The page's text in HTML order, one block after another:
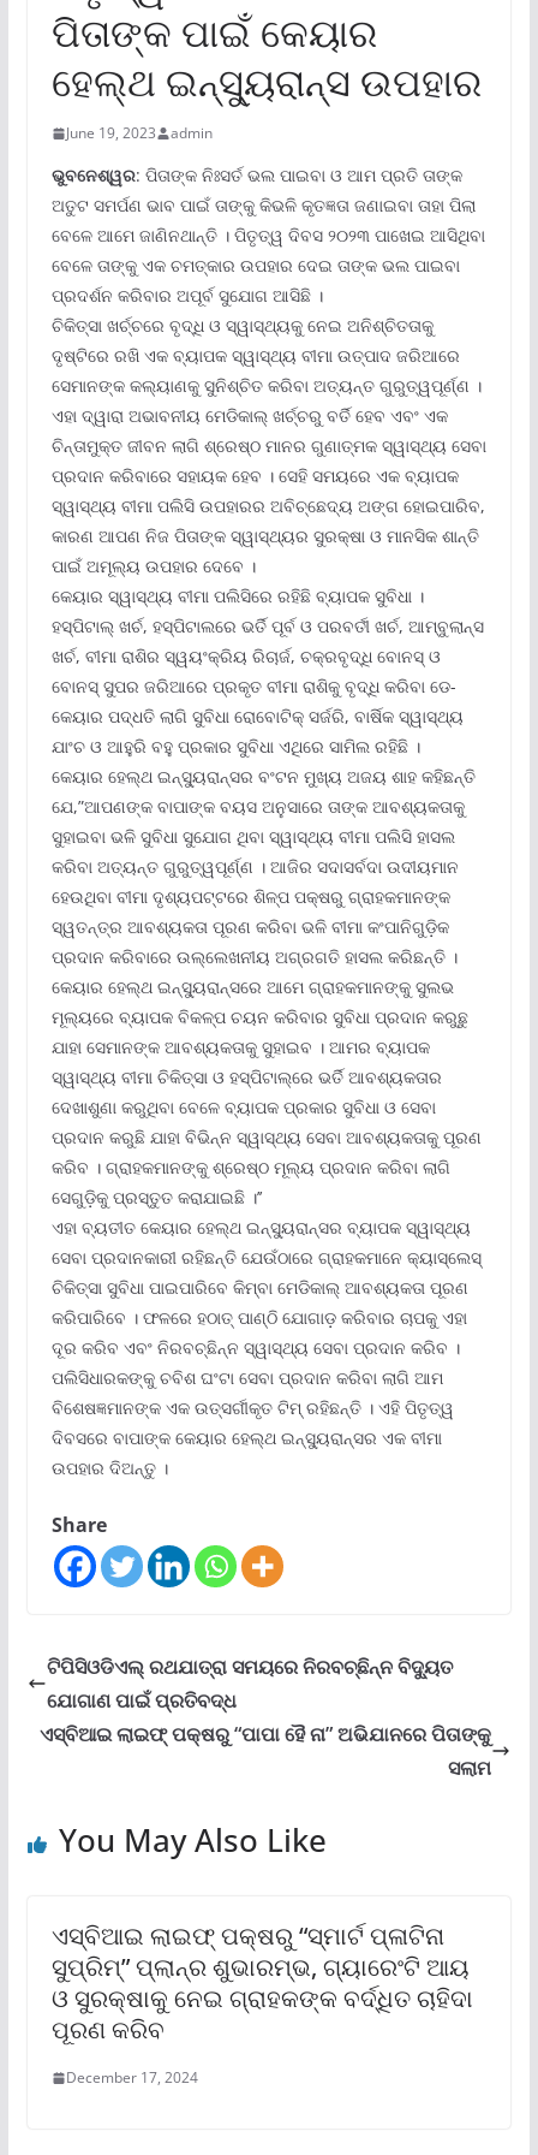
ପିତାଙ୍କ ପାଇଁ କେୟାର
ହେଲ୍‌ଥ ଇନ୍‌ସ୍ୟୁରାନ୍ସ ଉପହାର
June 19, 2023 admin
ଭୁବନେଶ୍ୱର: ପିତାଙ୍କ ନିଃସର୍ତ ଭଲ ପାଇବା ଓ ଆମ ପ୍ରତି ତାଙ୍କ
ଅତୁଟ ସମର୍ପଣ ଭାବ ପାଇଁ ତାଙ୍କୁ କିଭଳି କୃତଜ୍ଞତା ଜଣାଇବା ତାହା ପିଲା
ବେଳେ ଆମେ ଜାଣିନଥାନ୍ତି । ପିତୃତ୍ୱ ଦିବସ ୨୦୨୩ ପାଖେଇ ଆସିଥିବା
ବେଳେ ତାଙ୍କୁ ଏକ ଚମତ୍କାର ଉପହାର ଦେଇ ତାଙ୍କ ଭଲ ପାଇବା
ପ୍ରଦର୍ଶନ କରିବାର ଅପୂର୍ବ ସୁଯୋଗ ଆସିଛି ।
ଚିକିତ୍ସା ଖର୍ଚ୍ଚରେ ବୃଦ୍ଧି ଓ ସ୍ୱାସ୍ଥ୍ୟକୁ ନେଇ ଅନିଶ୍ଚିତତାକୁ
ଦୃଷ୍ଟିରେ ରଖି ଏକ ବ୍ୟାପକ ସ୍ୱାସ୍ଥ୍ୟ ବୀମା ଉତ୍ପାଦ ଜରିଆରେ
ସେମାନଙ୍କ କଲ୍ୟାଣକୁ ସୁନିଶ୍ଚିତ କରିବା ଅତ୍ୟନ୍ତ ଗୁରୁତ୍ୱପୂର୍ଣ୍ଣ ।
ଏହା ଦ୍ୱାରା ଅଭାବନୀୟ ମେଡିକାଲ୍ ଖର୍ଚ୍ଚରୁ ବର୍ତି ହେବ ଏବଂ ଏକ
ଚିନ୍ତାମୁକ୍ତ ଜୀବନ ଲାଗି ଶ୍ରେଷ୍ଠ ମାନର ଗୁଣାତ୍ମକ ସ୍ୱାସ୍ଥ୍ୟ ସେବା
ପ୍ରଦାନ କରିବାରେ ସହାୟକ ହେବ । ସେହି ସମୟରେ ଏକ ବ୍ୟାପକ
ସ୍ୱାସ୍ଥ୍ୟ ବୀମା ପଲିସି ଉପହାରର ଅବିଚ୍ଛେଦ୍ୟ ଅଙ୍ଗ ହୋଇପାରିବ,
କାରଣ ଆପଣ ନିଜ ପିତାଙ୍କ ସ୍ୱାସ୍ଥ୍ୟର ସୁରକ୍ଷା ଓ ମାନସିକ ଶାନ୍ତି
ପାଇଁ ଅମୂଲ୍ୟ ଉପହାର ଦେବେ ।
କେୟାର ସ୍ୱାସ୍ଥ୍ୟ ବୀମା ପଲିସିରେ ରହିଛି ବ୍ୟାପକ ସୁବିଧା ।
ହସ୍ପିଟାଲ୍ ଖର୍ଚ, ହସ୍ପିଟାଲରେ ଭର୍ତି ପୂର୍ବ ଓ ପରବର୍ତୀ ଖର୍ଚ, ଆମ୍ବୁଲାନ୍ସ
ଖର୍ଚ, ବୀମା ରାଶିର ସ୍ୱୟଂକ୍ରିୟ ରିଚାର୍ଜ, ଚକ୍ରବୃଦ୍ଧି ବୋନସ୍ ଓ
ବୋନସ୍ ସୁପର ଜରିଆରେ ପ୍ରକୃତ ବୀମା ରାଶିକୁ ବୃଦ୍ଧି କରିବା ଡେ-
କେୟାର ପଦ୍ଧତି ଲାଗି ସୁବିଧା ରୋବୋଟିକ୍ ସର୍ଜରି, ବାର୍ଷିକ ସ୍ୱାସ୍ଥ୍ୟ
ଯାଂଚ ଓ ଆହୁରି ବହୁ ପ୍ରକାର ସୁବିଧା ଏଥିରେ ସାମିଲ ରହିଛି ।
କେୟାର ହେଲ୍‌ଥ ଇନ୍‌ସ୍ୟୁରାନ୍ସର ବଂଟନ ମୁଖ୍ୟ ଅଜୟ ଶାହ କହିଛନ୍ତି
ଯେ,”ଆପଣଙ୍କ ବାପାଙ୍କ ବୟସ ଅନୁସାରେ ତାଙ୍କ ଆବଶ୍ୟକତାକୁ
ସୁହାଇବା ଭଳି ସୁବିଧା ସୁଯୋଗ ଥିବା ସ୍ୱାସ୍ଥ୍ୟ ବୀମା ପଲିସି ହାସଲ
କରିବା ଅତ୍ୟନ୍ତ ଗୁରୁତ୍ୱପୂର୍ଣ୍ଣ । ଆଜିର ସଦାସର୍ବଦା ଉଦୀୟମାନ
ହେଉଥିବା ବୀମା ଦୃଶ୍ୟପଟ୍ଟରେ ଶିଳ୍ପ ପକ୍ଷରୁ ଗ୍ରାହକମାନଙ୍କ
ସ୍ୱତନ୍ତ୍ର ଆବଶ୍ୟକତା ପୂରଣ କରିବା ଭଳି ବୀମା କଂପାନିଗୁଡ଼ିକ
ପ୍ରଦାନ କରିବାରେ ଉଲ୍ଲେଖନୀୟ ଅଗ୍ରଗତି ହାସଲ କରିଛନ୍ତି ।
କେୟାର ହେଲ୍‌ଥ ଇନ୍‌ସ୍ୟୁରାନ୍ସରେ ଆମେ ଗ୍ରାହକମାନଙ୍କୁ ସୁଲଭ
ମୂଲ୍ୟରେ ବ୍ୟାପକ ବିକଳ୍ପ ଚୟନ କରିବାର ସୁବିଧା ପ୍ରଦାନ କରୁଛୁ
ଯାହା ସେମାନଙ୍କ ଆବଶ୍ୟକତାକୁ ସୁହାଇବ । ଆମର ବ୍ୟାପକ
ସ୍ୱାସ୍ଥ୍ୟ ବୀମା ଚିକିତ୍ସା ଓ ହସ୍ପିଟାଲ୍‌ରେ ଭର୍ତି ଆବଶ୍ୟକତାର
ଦେଖାଶୁଣା କରୁଥିବା ବେଳେ ବ୍ୟାପକ ପ୍ରକାର ସୁବିଧା ଓ ସେବା
ପ୍ରଦାନ କରୁଛି ଯାହା ବିଭିନ୍ନ ସ୍ୱାସ୍ଥ୍ୟ ସେବା ଆବଶ୍ୟକତାକୁ ପୂରଣ
କରିବ । ଗ୍ରାହକମାନଙ୍କୁ ଶ୍ରେଷ୍ଠ ମୂଲ୍ୟ ପ୍ରଦାନ କରିବା ଲାଗି
ସେଗୁଡ଼ିକୁ ପ୍ରସ୍ତୁତ କରାଯାଇଛି ।’’
ଏହା ବ୍ୟତୀତ କେୟାର ହେଲ୍‌ଥ ଇନ୍‌ସ୍ୟୁରାନ୍ସର ବ୍ୟାପକ ସ୍ୱାସ୍ଥ୍ୟ
ସେବା ପ୍ରଦାନକାରୀ ରହିଛନ୍ତି ଯେଉଁଠାରେ ଗ୍ରାହକମାନେ କ୍ୟାସ୍‌ଲେସ୍
ଚିକିତ୍ସା ସୁବିଧା ପାଇପାରିବେ କିମ୍ବା ମେଡିକାଲ୍ ଆବଶ୍ୟକତା ପୂରଣ
କରିପାରିବେ । ଫଳରେ ହଠାତ୍ ପାଣ୍ଠି ଯୋଗାଡ଼ କରିବାର ଚାପକୁ ଏହା
ଦୂର କରିବ ଏବଂ ନିରବଚ୍ଛିନ୍ନ ସ୍ୱାସ୍ଥ୍ୟ ସେବା ପ୍ରଦାନ କରିବ ।
ପଲିସିଧାରକଙ୍କୁ ଚବିଶ ଘଂଟା ସେବା ପ୍ରଦାନ କରିବା ଲାଗି ଆମ
ବିଶେଷଜ୍ଞମାନଙ୍କ ଏକ ଉତ୍ସର୍ଗୀକୃତ ଟିମ୍ ରହିଛନ୍ତି । ଏହି ପିତୃତ୍ୱ
ଦିବସରେ ବାପାଙ୍କ କେୟାର ହେଲ୍‌ଥ ଇନ୍‌ସ୍ୟୁରାନ୍ସର ଏକ ବୀମା
ଉପହାର ଦିଅନ୍ତୁ ।
Share
ଟିପିସିଓଡିଏଲ୍ ରଥଯାତ୍ରା ସମୟରେ ନିରବଚ୍ଛିନ୍ନ ବିଦ୍ୟୁତ
ଯୋଗାଣ ପାଇଁ ପ୍ରତିବଦ୍ଧ
ଏସ୍‌ବିଆଇ ଲାଇଫ୍ ପକ୍ଷରୁ “ପାପା ହୈ ନା” ଅଭିଯାନରେ ପିତାଙ୍କୁ
ସଲାମ
You May Also Like
ଏସ୍‌ବିଆଇ ଲାଇଫ୍ ପକ୍ଷରୁ “ସ୍ମାର୍ଟ ପ୍ଳାଟିନା
ସୁପ୍ରିମ୍‌” ପ୍ଲାନ୍‌ର ଶୁଭାରମ୍ଭ, ଗ୍ୟାରେଂଟି ଆୟ
ଓ ସୁରକ୍ଷାକୁ ନେଇ ଗ୍ରାହକଙ୍କ ବର୍ଦ୍ଧିତ ଚାହିଦା
ପୂରଣ କରିବ
December 17, 2024